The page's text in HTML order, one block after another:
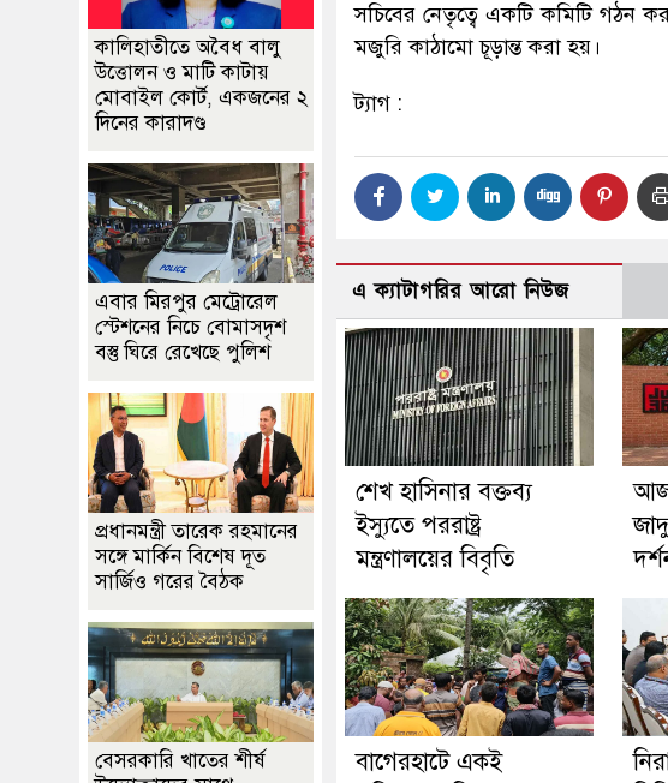
সচিবের নেতৃত্বে একটি কমিটি গঠন
মজুরি কাঠামো চূড়ান্ত করা হয়।
ট্যাগ :
এ ক্যাটাগরির আরো নিউজ
শেখ হাসিনার বক্তব্য
ইস্যুতে পররাষ্ট্র
মন্ত্রণালয়ের বিবৃতি
আজ
‎বাগেরহাটে একই
কালিহাতীতে অবৈধ বালু
উত্তোলন ও মাটি কাটায়
মোবাইল কোর্ট, একজনের ২
দিনের কারাদণ্ড
এবার মিরপুর মেট্রোরেল
স্টেশনের নিচে বোমাসদৃশ
বস্তু ঘিরে রেখেছে পুলিশ
প্রধানমন্ত্রী তারেক রহমানের
সঙ্গে মার্কিন বিশেষ দূত
সার্জিও গরের বৈঠক
বেসরকারি খাতের শীর্ষ